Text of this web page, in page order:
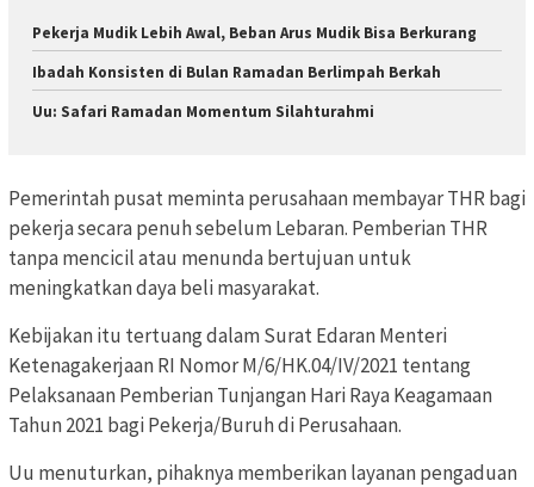
Pekerja Mudik Lebih Awal, Beban Arus Mudik Bisa Berkurang
Ibadah Konsisten di Bulan Ramadan Berlimpah Berkah
Uu: Safari Ramadan Momentum Silahturahmi
Pemerintah pusat meminta perusahaan membayar THR bagi
pekerja secara penuh sebelum Lebaran. Pemberian THR
tanpa mencicil atau menunda bertujuan untuk
meningkatkan daya beli masyarakat.
Kebijakan itu tertuang dalam Surat Edaran Menteri
Ketenagakerjaan RI Nomor M/6/HK.04/IV/2021 tentang
Pelaksanaan Pemberian Tunjangan Hari Raya Keagamaan
Tahun 2021 bagi Pekerja/Buruh di Perusahaan.
Uu menuturkan, pihaknya memberikan layanan pengaduan